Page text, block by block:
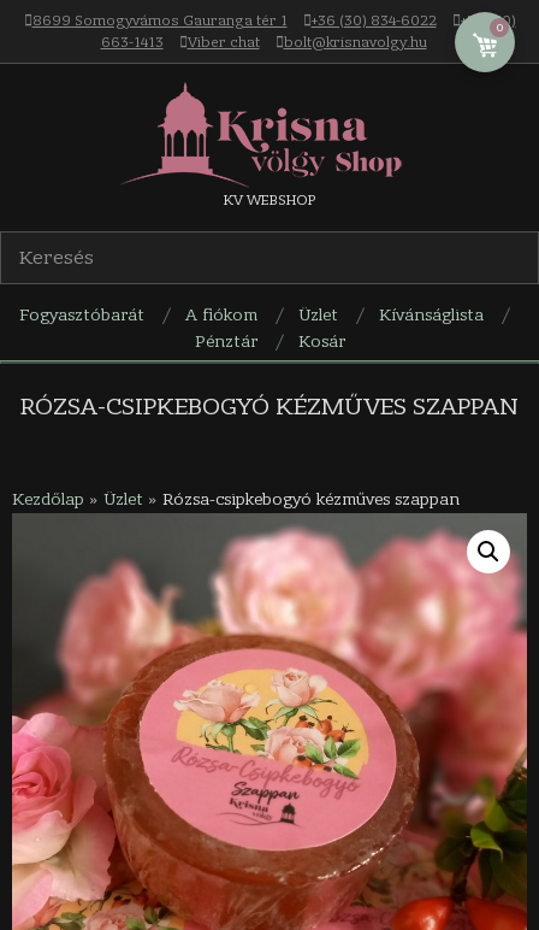
Skip
content
8699 Somogyvámos Gauranga tér 1 +36 (30) 834-6022
+36 (30)
663-1413
Viber chat bolt@krisnavolgy.hu
Krisna-
völgy
webáruház
KV WEBSHOP
Fogyasztóbarát A fiókom Üzlet
Kívánságlista
Pénztár
Kosár
MenuRÓZSA-CSIPKEBOGYÓ KÉZMŰVES SZAPPAN
Kezdőlap » Üzlet » Rózsa-csipkebogyó kézműves szappan
0